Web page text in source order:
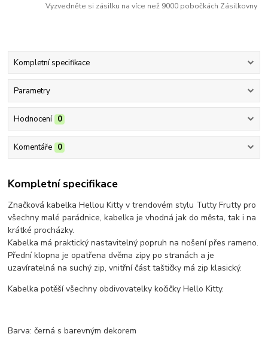
Vyzvedněte si zásilku na více než 9000 pobočkách Zásilkovny
Kompletní specifikace
Parametry
Hodnocení 0
Komentáře 0
Kompletní specifikace
Značková kabelka Hellou Kitty v trendovém stylu Tutty Frutty pro
všechny malé parádnice, kabelka je vhodná jak do města, tak i na
krátké procházky.
Kabelka má praktický nastavitelný popruh na nošení přes rameno.
Přední klopna je opatřena dvěma zipy po stranách a je
uzavíratelná na suchý zip, vnitřní část taštičky má zip klasický.
Kabelka potěší všechny obdivovatelky kočičky Hello Kitty.
Barva: černá s barevným dekorem